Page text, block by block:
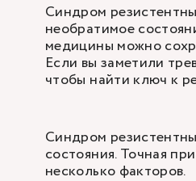
Синдром
необратимое
медицины можно
Если вы заметили
чтобы найти ключ к
Синдром
состояния. Точная
несколько факторов.